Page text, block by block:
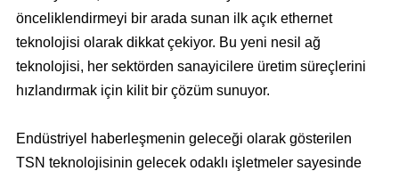
önceliklendirmeyi bir arada sunan ilk açık ethernet
teknolojisi olarak dikkat çekiyor. Bu yeni nesil ağ
teknolojisi, her sektörden sanayicilere üretim süreçlerini
hızlandırmak için kilit bir çözüm sunuyor.
Endüstriyel haberleşmenin geleceği olarak gösterilen
TSN teknolojisinin gelecek odaklı işletmeler sayesinde